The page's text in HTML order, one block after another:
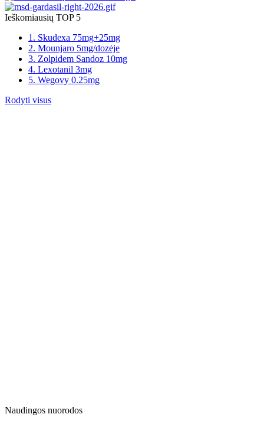
Ieškomiausių TOP 5
1. Skudexa 75mg+25mg
2. Mounjaro 5mg/dozėje
3. Zolpidem Sandoz 10mg
4. Lexotanil 3mg
5. Wegovy 0.25mg
Rodyti visus
Naudingos nuorodos